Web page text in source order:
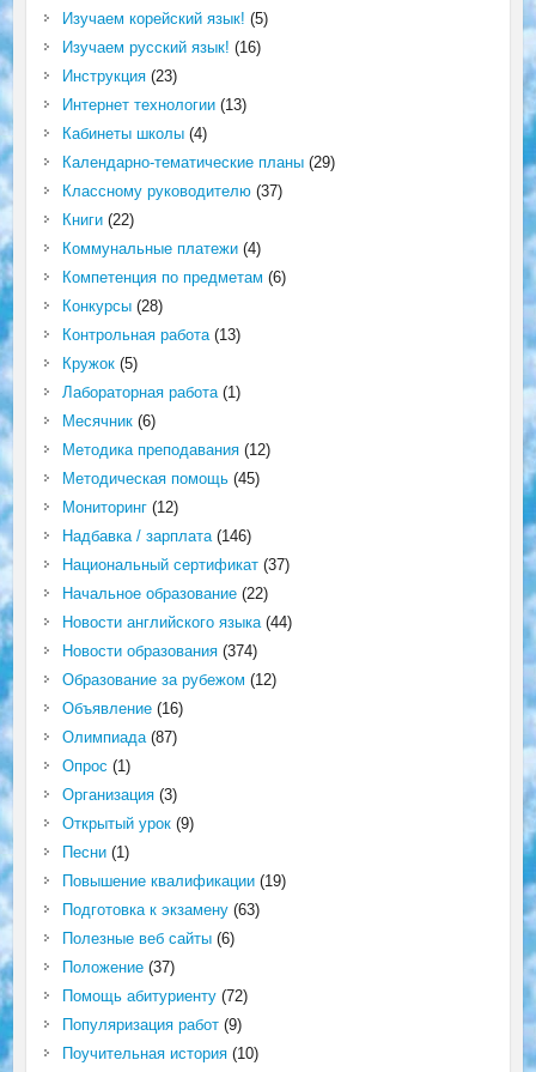
Изучаем корейский язык! (5)
Изучаем русский язык! (16)
Инструкция(23)
Интернет технологии(13)
Кабинеты школы(4)
Календарно-тематические планы(29)
Классному руководителю(37)
Книги(22)
Коммунальные платежи(4)
Компетенция по предметам (6)
Конкурсы(28)
Контрольная работа(13)
Кружок(5)
Лабораторная работа(1)
Месячник(6)
Методика преподавания(12)
Методическая помощь(45)
Мониторинг(12)
Надбавка / зарплата(146)
Национальный сертификат(37)
Начальное образование(22)
Новости английского языка(44)
Новости образования(374)
Образование за рубежом (12)
Объявление(16)
Олимпиада(87)
Опрос (1)
Организация(3)
Открытый урок(9)
Песни(1)
Повышение квалификации(19)
Подготовка к экзамену(63)
Полезные веб сайты(6)
Положение(37)
Помощь абитуриенту(72)
Популяризация работ(9)
Поучительная история(10)